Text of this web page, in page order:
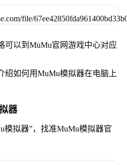
可以到MuMu官网游戏中心对应
绍如何用MuMu模拟器在电脑上
器
模拟器”，找准MuMu模拟器官